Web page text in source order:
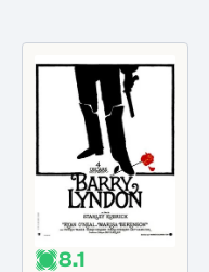
8.1